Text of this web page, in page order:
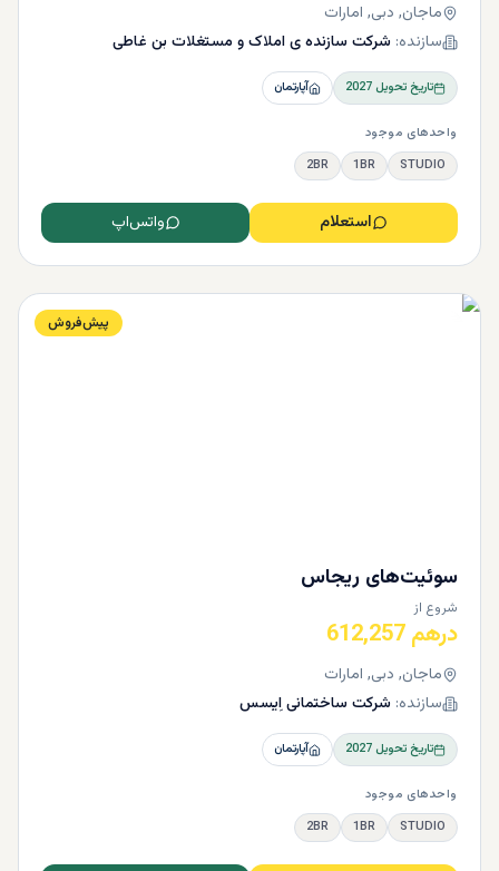
ماجان, دبی, امارات
سازنده: شرکت سازنده ی املاک و مستغلات بن غاطی
تاریخ تحویل2027 آپارتمان
واحدهای موجود
STUDIO
1BR
2BR
استعلام واتس‌اپ
پیش‌فروش
سوئیت‌های ریجاس
شروع از
درهم 612,257
ماجان, دبی, امارات
سازنده: شرکت ساختمانی اِیسس
تاریخ تحویل2027 آپارتمان
واحدهای موجود
STUDIO
1BR
2BR